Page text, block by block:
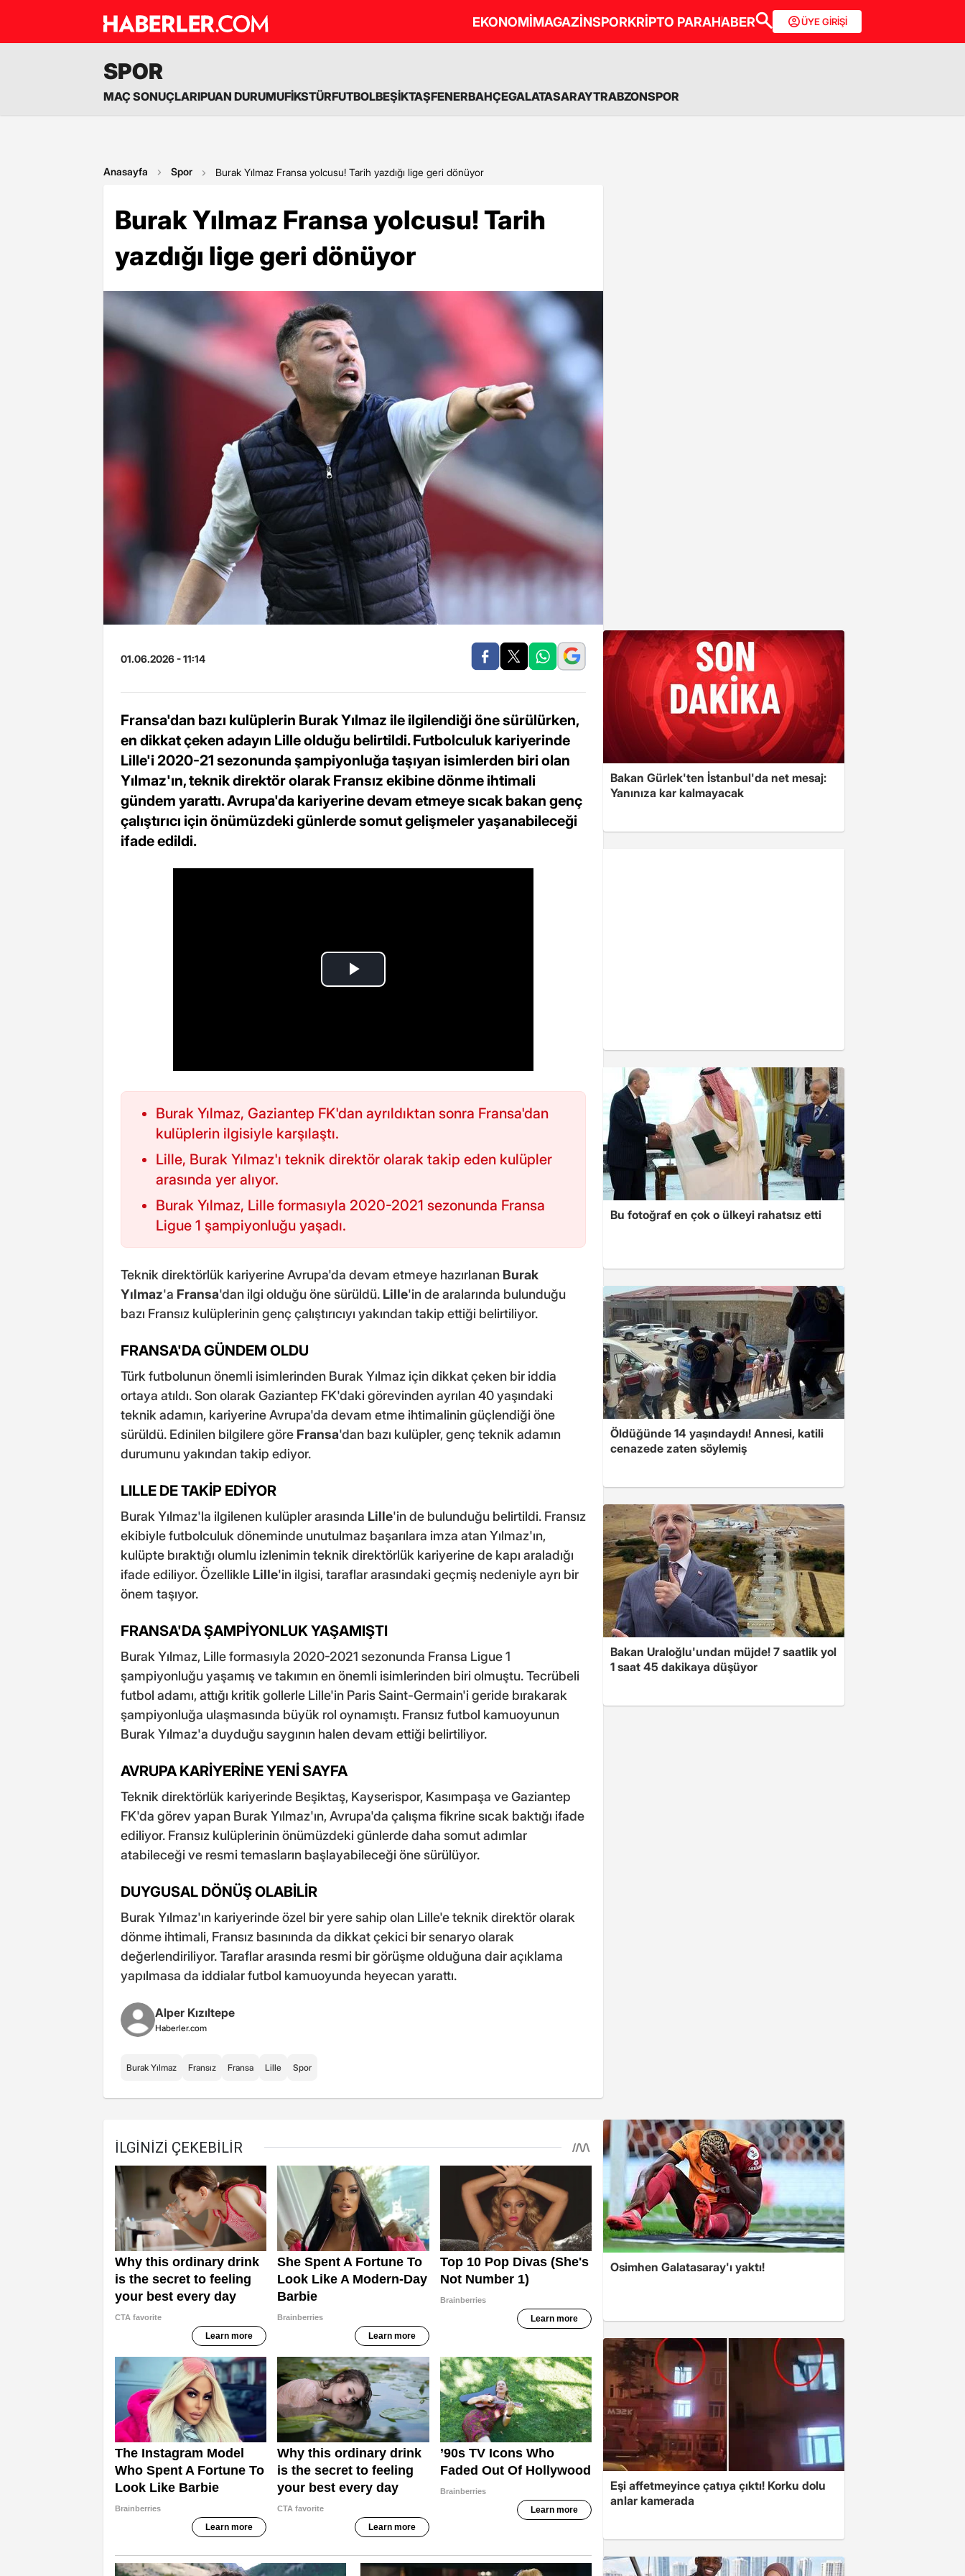
EKONOMİMAGAZİNSPORKRİPTO PARAHABER ÜYE GİRİŞİ
SPOR
MAÇ SONUÇLARIPUAN DURUMUFİKSTÜRFUTBOLBEŞİKTAŞFENERBAHÇEGALATASARAYTRABZONSPOR
Anasayfa Spor Burak Yılmaz Fransa yolcusu! Tarih yazdığı lige geri dönüyor
Burak Yılmaz Fransa yolcusu! Tarih
yazdığı lige geri dönüyor
01.06.2026 - 11:14
Fransa'dan bazı kulüplerin Burak Yılmaz ile ilgilendiği öne sürülürken,
en dikkat çeken adayın Lille olduğu belirtildi. Futbolculuk kariyerinde
Lille'i 2020-21 sezonunda şampiyonluğa taşıyan isimlerden biri olan
Yılmaz'ın, teknik direktör olarak Fransız ekibine dönme ihtimali
gündem yarattı. Avrupa'da kariyerine devam etmeye sıcak bakan genç
çalıştırıcı için önümüzdeki günlerde somut gelişmeler yaşanabileceği
ifade edildi.
Burak Yılmaz, Gaziantep FK'dan ayrıldıktan sonra Fransa'dan
kulüplerin ilgisiyle karşılaştı.
Lille, Burak Yılmaz'ı teknik direktör olarak takip eden kulüpler
arasında yer alıyor.
Burak Yılmaz, Lille formasıyla 2020-2021 sezonunda Fransa
Ligue 1 şampiyonluğu yaşadı.
Teknik direktörlük kariyerine Avrupa'da devam etmeye hazırlanan Burak
Yılmaz'a Fransa'dan ilgi olduğu öne sürüldü. Lille'in de aralarında bulunduğu
bazı Fransız kulüplerinin genç çalıştırıcıyı yakından takip ettiği belirtiliyor.
FRANSA'DA GÜNDEM OLDU
Türk futbolunun önemli isimlerinden Burak Yılmaz için dikkat çeken bir iddia
ortaya atıldı. Son olarak Gaziantep FK'daki görevinden ayrılan 40 yaşındaki
teknik adamın, kariyerine Avrupa'da devam etme ihtimalinin güçlendiği öne
sürüldü. Edinilen bilgilere göre Fransa'dan bazı kulüpler, genç teknik adamın
durumunu yakından takip ediyor.
LILLE DE TAKİP EDİYOR
Burak Yılmaz'la ilgilenen kulüpler arasında Lille'in de bulunduğu belirtildi. Fransız
ekibiyle futbolculuk döneminde unutulmaz başarılara imza atan Yılmaz'ın,
kulüpte bıraktığı olumlu izlenimin teknik direktörlük kariyerine de kapı araladığı
ifade ediliyor. Özellikle Lille'in ilgisi, taraflar arasındaki geçmiş nedeniyle ayrı bir
önem taşıyor.
FRANSA'DA ŞAMPİYONLUK YAŞAMIŞTI
Burak Yılmaz, Lille formasıyla 2020-2021 sezonunda Fransa Ligue 1
şampiyonluğu yaşamış ve takımın en önemli isimlerinden biri olmuştu. Tecrübeli
futbol adamı, attığı kritik gollerle Lille'in Paris Saint-Germain'i geride bırakarak
şampiyonluğa ulaşmasında büyük rol oynamıştı. Fransız futbol kamuoyunun
Burak Yılmaz'a duyduğu saygının halen devam ettiği belirtiliyor.
AVRUPA KARİYERİNE YENİ SAYFA
Teknik direktörlük kariyerinde Beşiktaş, Kayserispor, Kasımpaşa ve Gaziantep
FK'da görev yapan Burak Yılmaz'ın, Avrupa'da çalışma fikrine sıcak baktığı ifade
ediliyor. Fransız kulüplerinin önümüzdeki günlerde daha somut adımlar
atabileceği ve resmi temasların başlayabileceği öne sürülüyor.
DUYGUSAL DÖNÜŞ OLABİLİR
Burak Yılmaz'ın kariyerinde özel bir yere sahip olan Lille'e teknik direktör olarak
dönme ihtimali, Fransız basınında da dikkat çekici bir senaryo olarak
değerlendiriliyor. Taraflar arasında resmi bir görüşme olduğuna dair açıklama
yapılmasa da iddialar futbol kamuoyunda heyecan yarattı.
Alper Kızıltepe
Haberler.com
Burak Yılmaz Fransız Fransa Lille Spor
Bakan Gürlek'ten İstanbul'da net mesaj:
Yanınıza kar kalmayacak
Bu fotoğraf en çok o ülkeyi rahatsız etti
Öldüğünde 14 yaşındaydı! Annesi, katili
cenazede zaten söylemiş
Bakan Uraloğlu'undan müjde! 7 saatlik yol
1 saat 45 dakikaya düşüyor
Osimhen Galatasaray'ı yaktı!
Eşi affetmeyince çatıya çıktı! Korku dolu
anlar kamerada